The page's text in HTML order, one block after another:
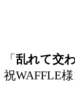
「乱れて交
祝WAFFLE